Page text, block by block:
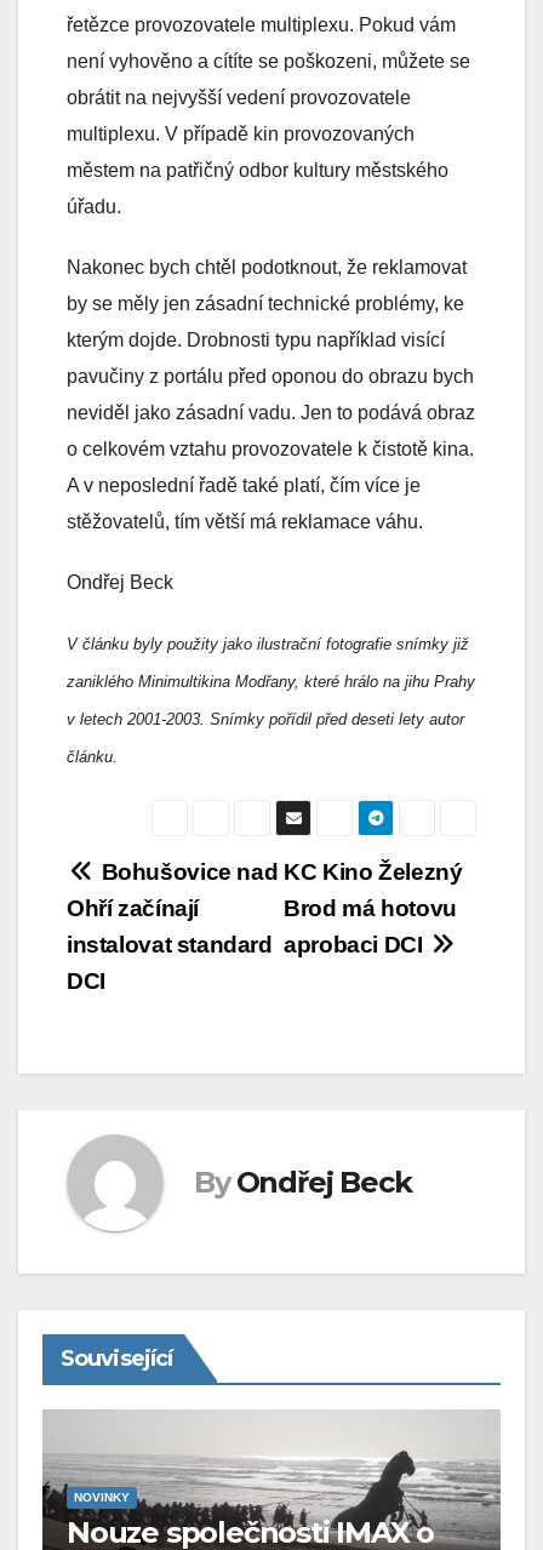
řetězce provozovatele multiplexu. Pokud vám
není vyhověno a cítíte se poškozeni, můžete se
obrátit na nejvyšší vedení provozovatele
multiplexu. V případě kin provozovaných
městem na patřičný odbor kultury městského
úřadu.
Nakonec bych chtěl podotknout, že reklamovat
by se měly jen zásadní technické problémy, ke
kterým dojde. Drobnosti typu například visící
pavučiny z portálu před oponou do obrazu bych
neviděl jako zásadní vadu. Jen to podává obraz
o celkovém vztahu provozovatele k čistotě kina.
A v neposlední řadě také platí, čím více je
stěžovatelů, tím větší má reklamace váhu.
Ondřej Beck
V článku byly použity jako ilustrační fotografie snímky již
zaniklého Minimultikina Modřany, které hrálo na jihu Prahy
v letech 2001-2003. Snímky pořídil před deseti lety autor
článku.
Navigace
pro
příspěvek
KC Kino Železný
Brod má hotovu
aprobaci DCI
Bohušovice nad
Ohří začínají
instalovat standard
DCI
By Ondřej Beck
Související
NOVINKY
Nouze společnosti IMAX o